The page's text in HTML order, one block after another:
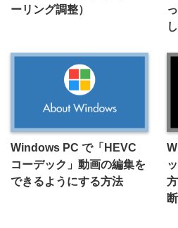
ーリング調整）
Windows PC で「HEVC
コーデック」動画の編集を
できるようにする方法
断